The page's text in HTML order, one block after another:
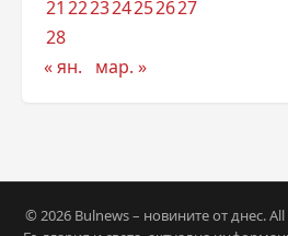
21 222324252627
28
« ян.
мар. »
© 2026 Bulnews – новините от днес.